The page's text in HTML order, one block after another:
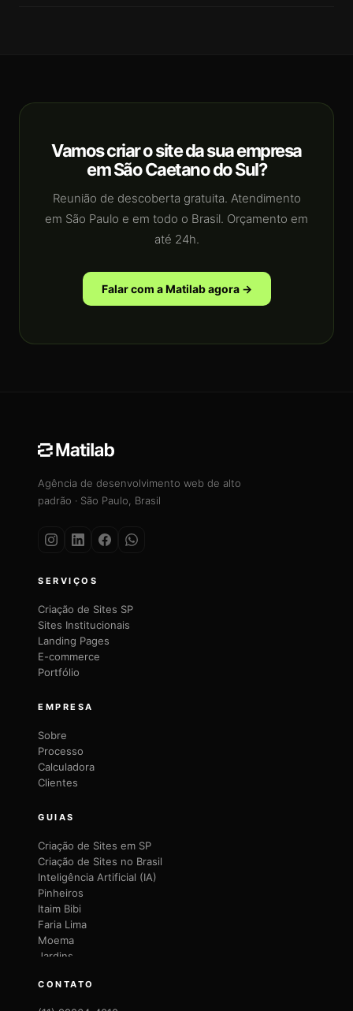
Vamos criar o site da sua empresa
em São Caetano do Sul?
Reunião de descoberta gratuita. Atendimento
em São Paulo e em todo o Brasil. Orçamento em
até 24h.
Falar com a Matilab agora →
Agência de desenvolvimento web de alto
padrão · São Paulo, Brasil
SERVIÇOS
Criação de Sites SP
Sites Institucionais
Landing Pages
E-commerce
Portfólio
EMPRESA
Sobre
Processo
Calculadora
Clientes
GUIAS
Criação de Sites em SP
Criação de Sites no Brasil
Inteligência Artificial (IA)
Pinheiros
Itaim Bibi
Faria Lima
Moema
Jardins
Vila Mariana
CONTATO